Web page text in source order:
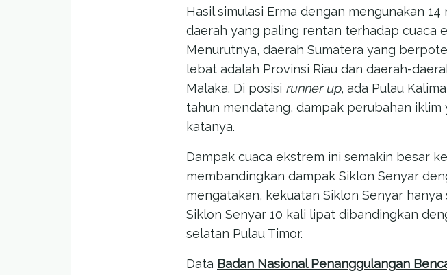
Hasil simulasi Erma dengan mengunakan
daerah yang paling rentan terhadap cuaca
Menurutnya, daerah Sumatera yang
lebat adalah Provinsi Riau dan daerah-
Malaka. Di posisi runner up, ada Pulau
tahun mendatang, dampak perubahan iklim
katanya.
Dampak cuaca ekstrem ini semakin besar
membandingkan dampak Siklon Senyar
mengatakan, kekuatan Siklon Senyar
Siklon Senyar 10 kali lipat dibandingkan
selatan Pulau Timor.
Data Badan Nasional Penanggulangan